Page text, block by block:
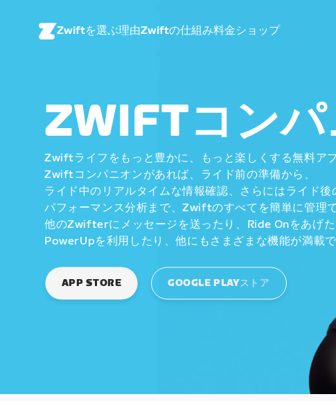
Zwiftを選ぶ理由Zwiftの仕組み料金ショップ
ZWIFTコン
Zwiftライフをもっと豊かに、もっと楽しくする無料アプ
Zwiftコンパニオンがあれば、ライド前の準備から、
ライド中のリアルタイムな情報確認、さらにはライド後
パフォーマンス分析まで、Zwiftのすべてを簡単に管理で
他のZwifterにメッセージを送ったり、Ride Onをあげた
PowerUpを利用したり、他にもさまざまな機能が満載で
APP STORE GOOGLE PLAYストア